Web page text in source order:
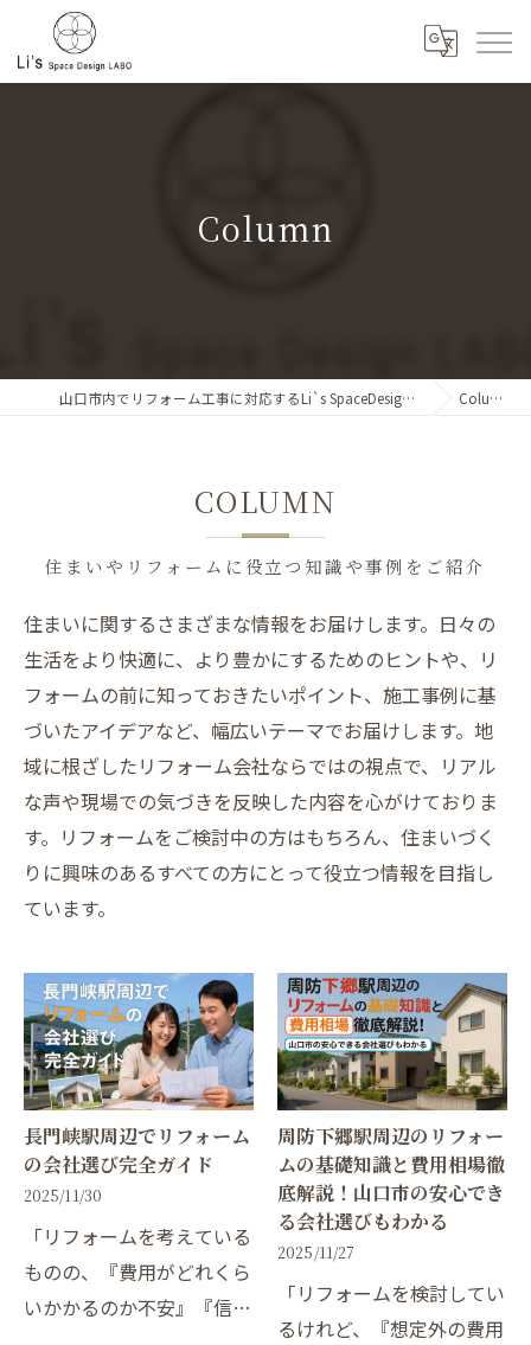
Column
山口市内でリフォーム工事に対応するLi`s SpaceDesignLABO Column
COLUMN
住まいやリフォームに役立つ知識や事例をご紹介
住まいに関するさまざまな情報をお届けします。日々の
生活をより快適に、より豊かにするためのヒントや、リ
フォームの前に知っておきたいポイント、施工事例に基
づいたアイデアなど、幅広いテーマでお届けします。地
域に根ざしたリフォーム会社ならではの視点で、リアル
な声や現場での気づきを反映した内容を心がけておりま
す。リフォームをご検討中の方はもちろん、住まいづく
りに興味のあるすべての方にとって役立つ情報を目指し
ています。
長門峡駅周辺でリフォーム
の会社選び完全ガイド
2025/11/30
「リフォームを考えている
ものの、『費用がどれくら
いかかるのか不安』『信頼
周防下郷駅周辺のリフォー
ムの基礎知識と費用相場徹
底解説！山口市の安心でき
る会社選びもわかる
2025/11/27
「リフォームを検討してい
るけれど、『想定外の費用